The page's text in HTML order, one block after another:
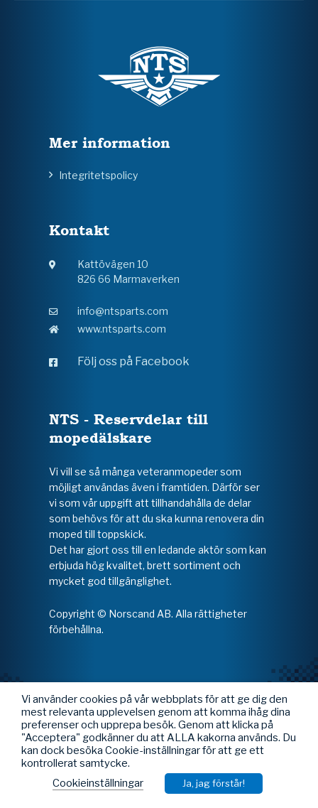
Mer information
Integritetspolicy
Kontakt
Kattövägen 10
826 66 Marmaverken
info@ntsparts.com
www.ntsparts.com
Följ oss på Facebook
NTS - Reservdelar till
mopedälskare
Vi vill se så många veteranmopeder som
möjligt användas även i framtiden. Därför ser
vi som vår uppgift att tillhandahålla de delar
som behövs för att du ska kunna renovera din
moped till toppskick.
Det har gjort oss till en ledande aktör som kan
erbjuda hög kvalitet, brett sortiment och
mycket god tillgänglighet.
Copyright © Norscand AB. Alla rättigheter
förbehållna.
Vi använder cookies på vår webbplats för att ge dig den
mest relevanta upplevelsen genom att komma ihåg dina
preferenser och upprepa besök. Genom att klicka på
"Acceptera" godkänner du att ALLA kakorna används. Du
kan dock besöka Cookie-inställningar för att ge ett
kontrollerat samtycke.
Cookieinställningar
Ja, jag förstår!